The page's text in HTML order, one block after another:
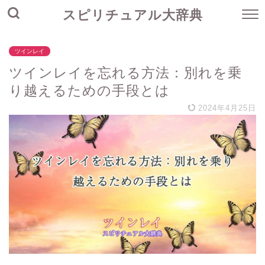
スピリチュアル大辞典
ツインレイ
ツインレイを忘れる方法：別れを乗
り越えるための手段とは
2024年4月25日